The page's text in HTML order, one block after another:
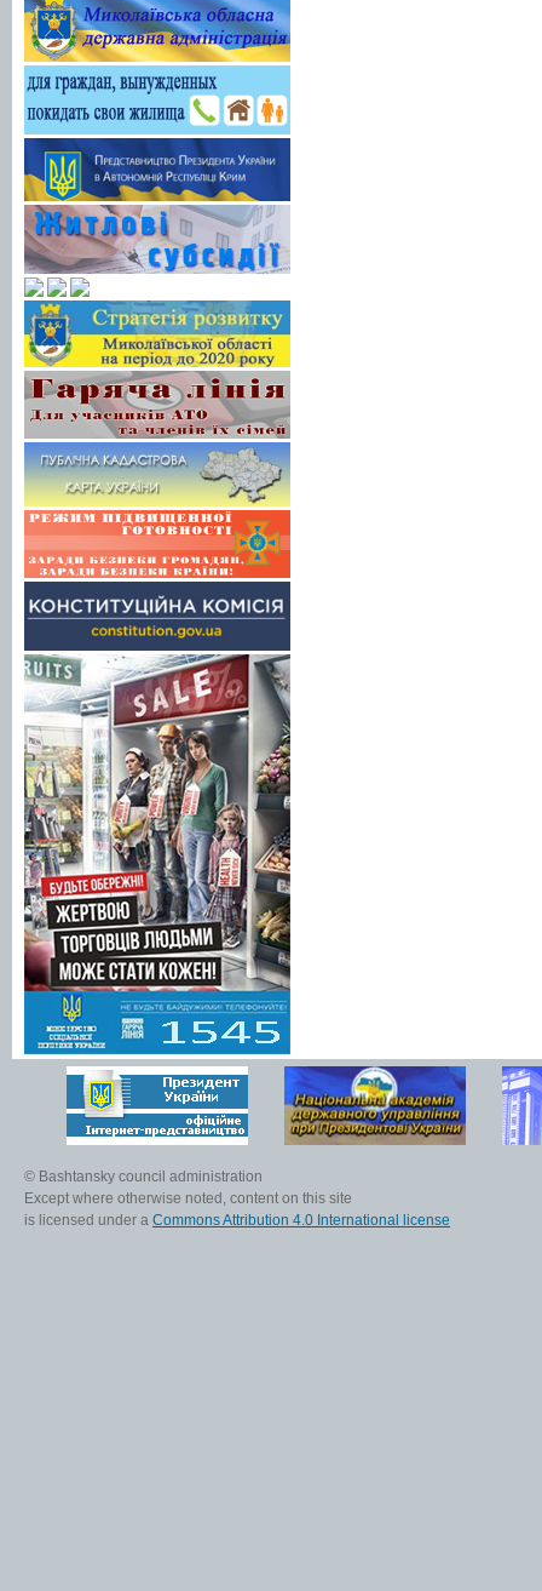
© Bashtansky council administration
Except where otherwise noted, content on this site
is licensed under a Commons Attribution 4.0 International license